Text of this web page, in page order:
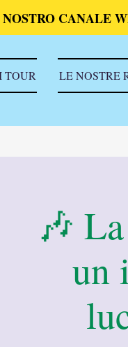
CANALE
TOUR LE NOSTRE
🎶
un